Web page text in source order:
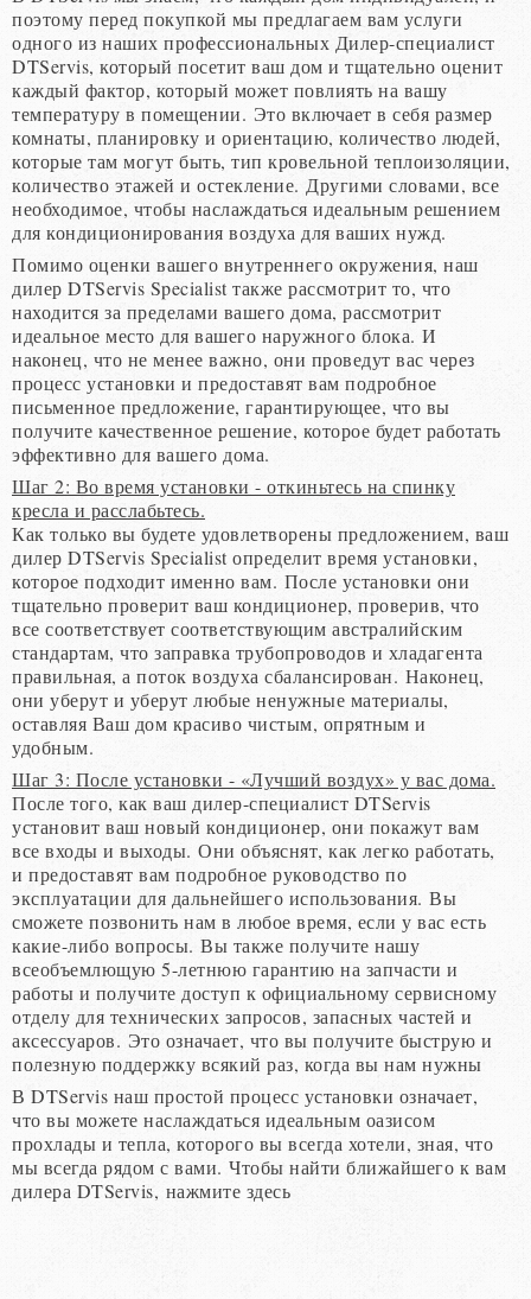
поэтому перед покупкой мы предлагаем вам услуги
одного из наших профессиональных Дилер-специалист
DTServis, который посетит ваш дом и тщательно оценит
каждый фактор, который может повлиять на вашу
температуру в помещении. Это включает в себя размер
комнаты, планировку и ориентацию, количество людей,
которые там могут быть, тип кровельной теплоизоляции,
количество этажей и остекление. Другими словами, все
необходимое, чтобы наслаждаться идеальным решением
для кондиционирования воздуха для ваших нужд.
Помимо оценки вашего внутреннего окружения, наш
дилер DTServis Specialist также рассмотрит то, что
находится за пределами вашего дома, рассмотрит
идеальное место для вашего наружного блока. И
наконец, что не менее важно, они проведут вас через
процесс установки и предоставят вам подробное
письменное предложение, гарантирующее, что вы
получите качественное решение, которое будет работать
эффективно для вашего дома.
Шаг 2: Во время установки - откиньтесь на спинку
кресла и расслабьтесь.
Как только вы будете удовлетворены предложением, ваш
дилер DTServis Specialist определит время установки,
которое подходит именно вам. После установки они
тщательно проверит ваш кондиционер, проверив, что
все соответствует соответствующим австралийским
стандартам, что заправка трубопроводов и хладагента
правильная, а поток воздуха сбалансирован. Наконец,
они уберут и уберут любые ненужные материалы,
оставляя Ваш дом красиво чистым, опрятным и
удобным.
Шаг 3: После установки - «Лучший воздух» у вас дома.
После того, как ваш дилер-специалист DTServis
установит ваш новый кондиционер, они покажут вам
все входы и выходы. Они объяснят, как легко работать,
и предоставят вам подробное руководство по
эксплуатации для дальнейшего использования. Вы
сможете позвонить нам в любое время, если у вас есть
какие-либо вопросы. Вы также получите нашу
всеобъемлющую 5-летнюю гарантию на запчасти и
работы и получите доступ к официальному сервисному
отделу для технических запросов, запасных частей и
аксессуаров. Это означает, что вы получите быструю и
полезную поддержку всякий раз, когда вы нам нужны
В DTServis наш простой процесс установки означает,
что вы можете наслаждаться идеальным оазисом
прохлады и тепла, которого вы всегда хотели, зная, что
мы всегда рядом с вами. Чтобы найти ближайшего к вам
дилера DTServis, нажмите здесь